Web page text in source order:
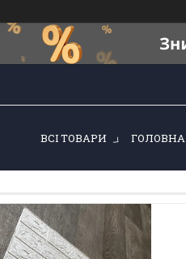
ВСІ ТОВАРИ ГОЛОВНА